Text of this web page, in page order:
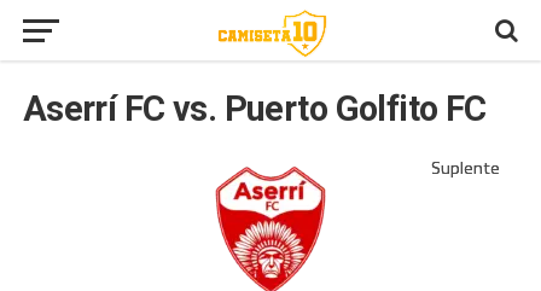
Aserrí FC vs. Puerto Golfito FC